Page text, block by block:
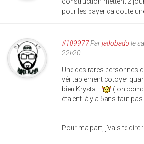
pour les payer ca coute
#109977Parjadobado le
22h20
Une des rares personnes
véritablement cotoyer
bien Krysta...
( on
étaient là y'a 5ans faut
Pour ma part, j'vais te dire